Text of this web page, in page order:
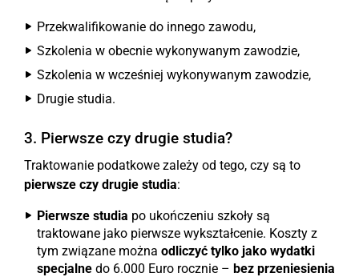
Przekwalifikowanie do innego zawodu,
Szkolenia w obecnie wykonywanym zawodzie,
Szkolenia w wcześniej wykonywanym zawodzie,
Drugie studia.
3. Pierwsze czy drugie studia?
Traktowanie podatkowe zależy od tego, czy są to
pierwsze czy drugie studia:
Pierwsze studia po ukończeniu szkoły są
traktowane jako pierwsze wykształcenie. Koszty z
tym związane można odliczyć tylko jako wydatki
specjalne do 6.000 Euro rocznie – bez przeniesienia